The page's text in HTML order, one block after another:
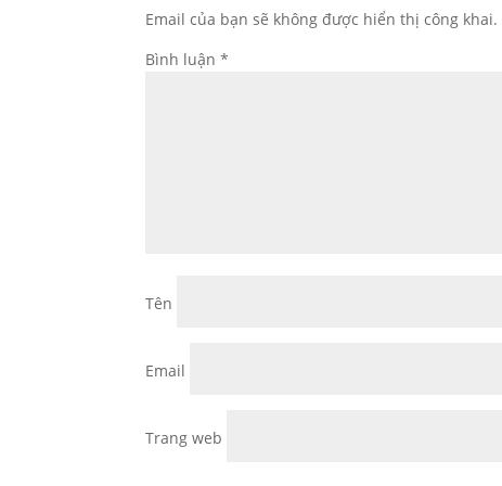
Email của bạn sẽ không được hiển thị công khai.
Bình luận*
Tên
Email
Trang web